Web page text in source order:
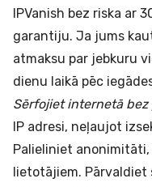
IPVanish bez riska ar
garantiju. Ja jums
atmaksu par jebkuru
dienu laikā pēc
Sērfojiet internetā bez
IP adresi, neļaujot
Palieliniet
lietotājiem. Pārvaldiet